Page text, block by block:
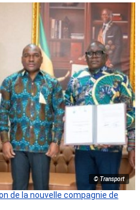
© Transport
de la nouvelle compagnie de